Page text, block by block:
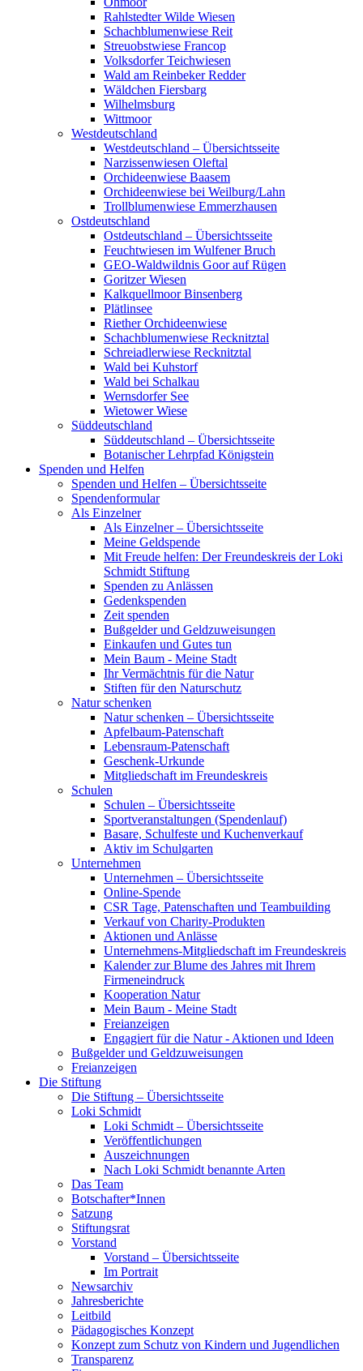
Rahlstedter Wilde Wiesen
Schachblumenwiese Reit
Streuobstwiese Francop
Volksdorfer Teichwiesen
Wald am Reinbeker Redder
Wäldchen Fiersbarg
Wilhelmsburg
Wittmoor
Westdeutschland
Westdeutschland – Übersichtsseite
Narzissenwiesen Oleftal
Orchideenwiese Baasem
Orchideenwiese bei Weilburg/Lahn
Trollblumenwiese Emmerzhausen
Ostdeutschland
Ostdeutschland – Übersichtsseite
Feuchtwiesen im Wulfener Bruch
GEO-Waldwildnis Goor auf Rügen
Goritzer Wiesen
Kalkquellmoor Binsenberg
Plätlinsee
Riether Orchideenwiese
Schachblumenwiese Recknitztal
Schreiadlerwiese Recknitztal
Wald bei Kuhstorf
Wald bei Schalkau
Wernsdorfer See
Wietower Wiese
Süddeutschland
Süddeutschland – Übersichtsseite
Botanischer Lehrpfad Königstein
Spenden und Helfen
Spenden und Helfen – Übersichtsseite
Spendenformular
Als Einzelner
Als Einzelner – Übersichtsseite
Meine Geldspende
Mit Freude helfen: Der Freundeskreis der Loki
Schmidt Stiftung
Spenden zu Anlässen
Gedenkspenden
Zeit spenden
Bußgelder und Geldzuweisungen
Einkaufen und Gutes tun
Mein Baum - Meine Stadt
Ihr Vermächtnis für die Natur
Stiften für den Naturschutz
Natur schenken
Natur schenken – Übersichtsseite
Apfelbaum-Patenschaft
Lebensraum-Patenschaft
Geschenk-Urkunde
Mitgliedschaft im Freundeskreis
Schulen
Schulen – Übersichtsseite
Sportveranstaltungen (Spendenlauf)
Basare, Schulfeste und Kuchenverkauf
Aktiv im Schulgarten
Unternehmen
Unternehmen – Übersichtsseite
Online-Spende
CSR Tage, Patenschaften und Teambuilding
Verkauf von Charity-Produkten
Aktionen und Anlässe
Unternehmens-Mitgliedschaft im Freundeskreis
Kalender zur Blume des Jahres mit Ihrem
Firmeneindruck
Kooperation Natur
Mein Baum - Meine Stadt
Freianzeigen
Engagiert für die Natur - Aktionen und Ideen
Bußgelder und Geldzuweisungen
Freianzeigen
Die Stiftung
Die Stiftung – Übersichtsseite
Loki Schmidt
Loki Schmidt – Übersichtsseite
Veröffentlichungen
Auszeichnungen
Nach Loki Schmidt benannte Arten
Das Team
Botschafter*Innen
Satzung
Stiftungsrat
Vorstand
Vorstand – Übersichtsseite
Im Portrait
Newsarchiv
Jahresberichte
Leitbild
Pädagogisches Konzept
Konzept zum Schutz von Kindern und Jugendlichen
Transparenz